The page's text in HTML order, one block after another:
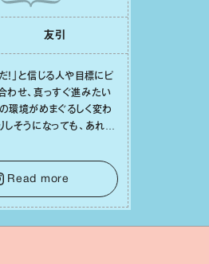
友引
！」と信じる⼈や⽬標にピ
わせ、真っすぐ進みたい
環境がめまぐるしく変わ
しそうになっても、あれこ
、⽬の前のことに集中しま
レない決意が、あなたにと
安定した成果を引き寄せま
Read more